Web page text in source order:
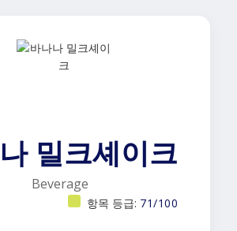
밀크셰이크
Beverage
항목 등급: 71/100